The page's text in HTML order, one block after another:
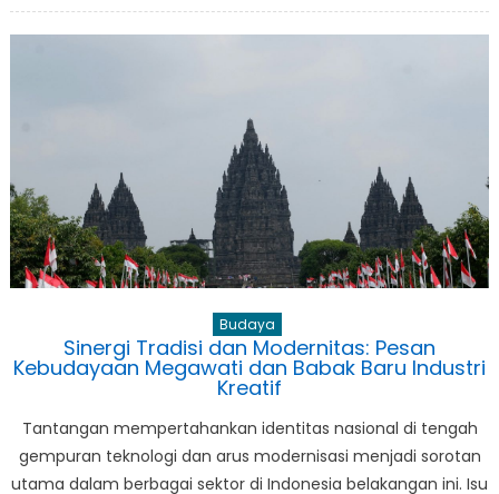
dan
Pemanfaatan
Kecerdasan
Buatan
untuk
Karier
Budaya
Sinergi Tradisi dan Modernitas: Pesan
Kebudayaan Megawati dan Babak Baru Industri
Kreatif
Tantangan mempertahankan identitas nasional di tengah
gempuran teknologi dan arus modernisasi menjadi sorotan
utama dalam berbagai sektor di Indonesia belakangan ini. Isu